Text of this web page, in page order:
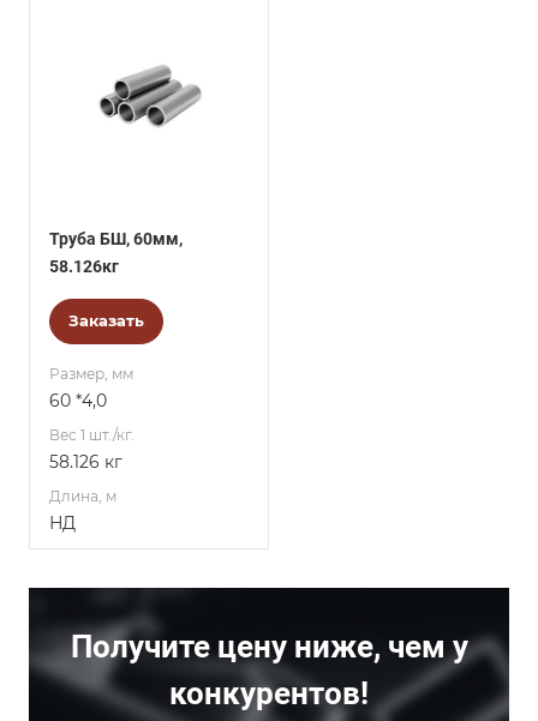
Труба БШ, 60мм,
58.126кг
Заказать
Размер, мм
60 *4,0
Вес 1 шт./кг.
58.126 кг
Длина, м
НД
Получите цену ниже, чем у
конкурентов!